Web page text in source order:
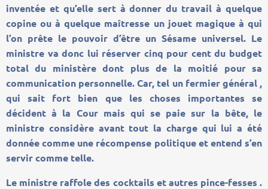
inventée et qu’elle sert à donner du travail à quelque
copine ou à quelque maîtresse un jouet magique à qui
l’on prête le pouvoir d’être un Sésame universel. Le
ministre va donc lui réserver cinq pour cent du budget
total du ministère dont plus de la moitié pour sa
communication personnelle. Car, tel un fermier général ,
qui sait fort bien que les choses importantes se
décident à la Cour mais qui se paie sur la bête, le
ministre considère avant tout la charge qui lui a été
donnée comme une récompense politique et entend s’en
servir comme telle.
Le ministre raffole des cocktails et autres pince-fesses .